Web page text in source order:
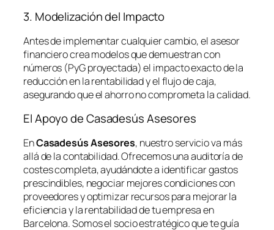
3. Modelización del Impacto
Antes de implementar cualquier cambio, el asesor
financiero crea modelos que demuestran con
números (PyG proyectada) el impacto exacto de la
reducción en la rentabilidad y el flujo de caja,
asegurando que el ahorro no comprometa la calidad.
El Apoyo de Casadesús Asesores
EnCasadesús Asesores, nuestro servicio va más
allá de la contabilidad. Ofrecemos una auditoría de
costes completa, ayudándote a identificar gastos
prescindibles, negociar mejores condiciones con
proveedores y optimizar recursos para mejorar la
eficiencia y la rentabilidad de tu empresa en
Barcelona. Somos el socio estratégico que te guía